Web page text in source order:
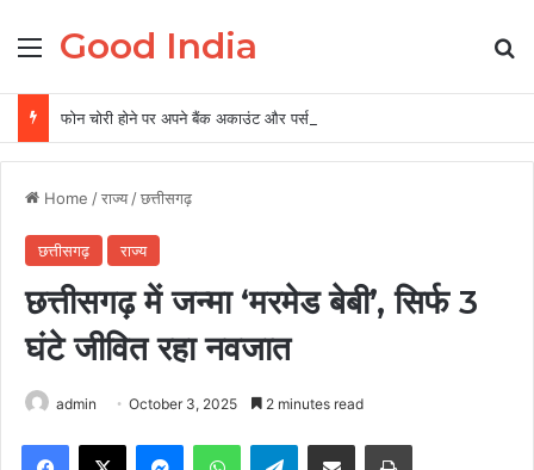
Menu
Good India
Home /राज्य /छत्तीसगढ़
छत्तीसगढ़ राज्य
छत्तीसगढ़ में जन्मा ‘मरमेड बेबी’, सिर्फ 3
घंटे जीवित रहा नवजात
admin October 3, 2025 2 minutes read
Facebook
X MessengerWhatsAppTelegramShare via Email Print